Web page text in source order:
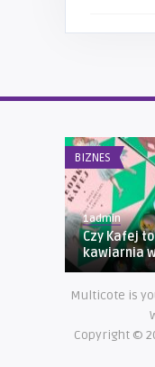
BIZNES
1admin
Czy Kafej
kawiarnia
Multicote is
Copyright ©